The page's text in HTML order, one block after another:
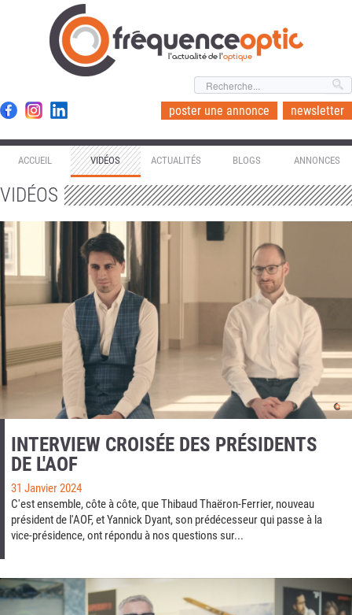
l'actualité de l'optique
poster une annonce newsletter
ACCUEIL VIDÉOS ACTUALITÉS BLOGS ANNONCES
VIDÉOS
INTERVIEW CROISÉE DES PRÉSIDENTS
DE L'AOF
31 Janvier 2024
C'est ensemble, côte à côte, que Thibaud Thaëron-Ferrier, nouveau
président de l'AOF, et Yannick Dyant, son prédécesseur qui passe à la
vice-présidence, ont répondu à nos questions sur...